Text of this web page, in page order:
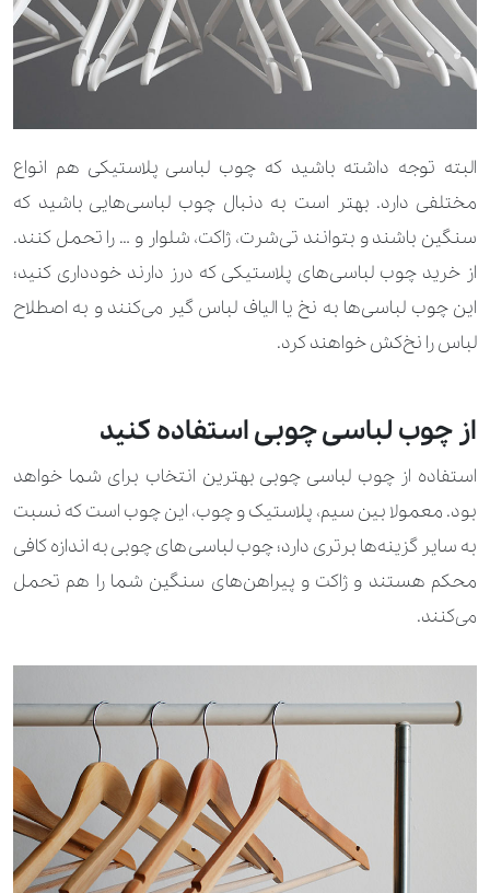
البته توجه داشته باشید که چوب لباسی پلاستیکی هم انواع
مختلفی دارد. بهتر است به دنبال چوب لباسی‌هایی باشید که
سنگین باشند و بتوانند تی‌شرت، ژاکت، شلوار و … را تحمل کنند.
از خرید چوب‌ لباسی‌های پلاستیکی که درز دارند خودداری کنید؛
این چوب لباسی‌ها به نخ یا الیاف لباس گیر می‌کنند و به اصطلاح
لباس را نخ‌کش خواهند کرد.
از چوب لباسی چوبی استفاده کنید
استفاده از چوب لباسی چوبی بهترین انتخاب برای شما خواهد
بود. معمولا بین سیم، پلاستیک و چوب، این چوب است که نسبت
به سایر گزینه‌ها برتری دارد؛ چوب لباسی‌های چوبی به اندازه کافی
محکم هستند و ژاکت‌ و پیراهن‌های سنگین شما را هم تحمل
می‌کنند.